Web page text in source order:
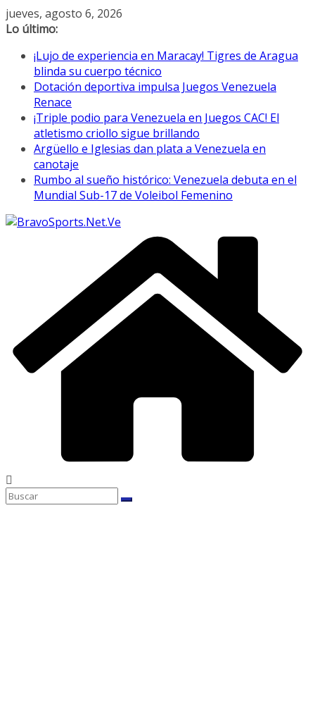
Saltar
al
jueves, agosto 6, 2026
Lo último:
¡Lujo de experiencia en Maracay! Tigres de Aragua
blinda su cuerpo técnico
Dotación deportiva impulsa Juegos Venezuela
Renace
¡Triple podio para Venezuela en Juegos CAC! El
atletismo criollo sigue brillando
Argüello e Iglesias dan plata a Venezuela en
canotaje
Rumbo al sueño histórico: Venezuela debuta en el
Mundial Sub-17 de Voleibol Femenino